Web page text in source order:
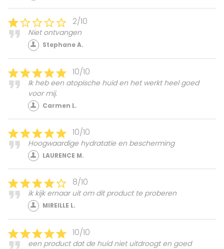
2/10
Niet ontvangen
Stephane A.
10/10
Ik heb een atopische huid en het werkt heel goed
voor mij.
Carmen L.
10/10
Hoogwaardige hydratatie en bescherming
LAURENCE M.
8/10
ik kijk ernaar uit om dit product te proberen
MIREILLE L.
10/10
een product dat de huid niet uitdroogt en goed